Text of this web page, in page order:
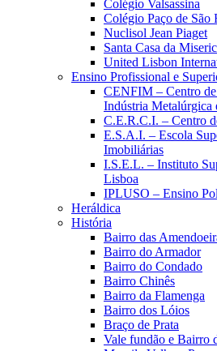
Colégio Valsassina
Colégio Paço de São
Nuclisol Jean Piaget
Santa Casa da
United Lisbon
Ensino Profissional e
CENFIM – Centro
Indústria Metalúrgica
C.E.R.C.I. – Centro
E.S.A.I. – Escola
Imobiliárias
I.S.E.L. – Instituto
Lisboa
IPLUSO – Ensino
Heráldica
História
Bairro das
Bairro do Armador
Bairro do Condado
Bairro Chinês
Bairro da Flamenga
Bairro dos Lóios
Braço de Prata
Vale fundão e Bairro